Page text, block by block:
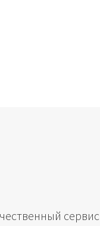
сервис